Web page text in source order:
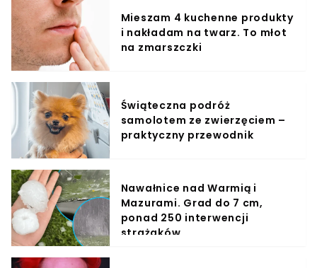
Mieszam 4 kuchenne produkty
i nakładam na twarz. To młot
na zmarszczki
Świąteczna podróż
samolotem ze zwierzęciem –
praktyczny przewodnik
Nawałnice nad Warmią i
Mazurami. Grad do 7 cm,
ponad 250 interwencji
strażaków